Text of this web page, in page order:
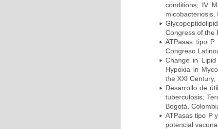
conditions; IV
micobacteriosis,
Congress of the
ATPasas tipo P
Congreso
Change in
Hypoxia in
the XXI
Desarrollo de
tuberculosis;
Bogotá,
ATPasas tipo P
potencial